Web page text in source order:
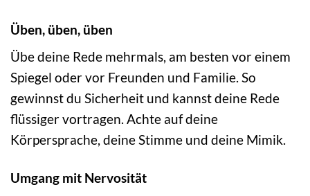
Üben, üben, üben
Übe deine Rede mehrmals, am besten vor einem
Spiegel oder vor Freunden und Familie. So
gewinnst du Sicherheit und kannst deine Rede
flüssiger vortragen. Achte auf deine
Körpersprache, deine Stimme und deine Mimik.
Umgang mit Nervosität